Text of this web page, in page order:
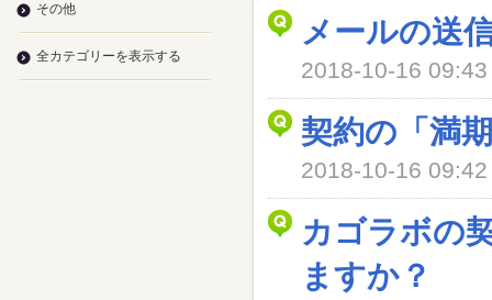
メールの送
2018-10-16
契約の「満
2018-10-16
カゴラボの
ますか？
その他
全カテゴリーを表示する